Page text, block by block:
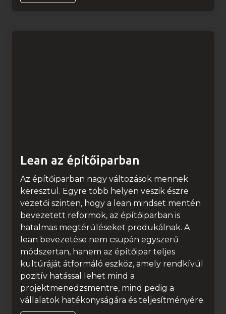
g
e
j
l
e
s
z
t
é
s
Lean az építőiparban
Az építőiparban nagy változások mennek
keresztül. Egyre több helyen veszik észre
vezetői szinten, hogy a lean mindset mentén
bevezetett reformok, az építőiparban is
hatalmas megtérüléseket produkálnak. A
lean bevezetése nem csupán egyszerű
módszertan, hanem az építőipar teljes
kultúráját átformáló eszköz, amely rendkívül
pozitív hatással lehet mind a
projektmenedzsmentre, mind pedig a
vállalatok hatékonyságára és teljesítményére.